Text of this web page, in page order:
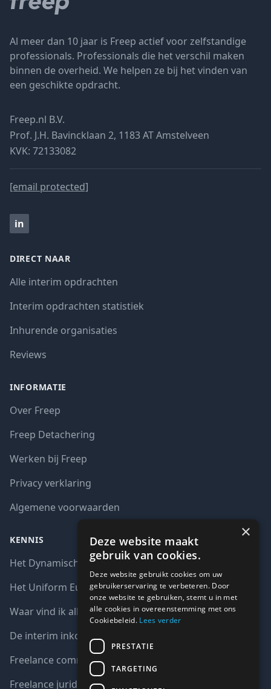
Al meer dan 10 jaar is Freep actief voor zelfstandige
professionals. Professionals die het verschil maken
binnen de overheid. We helpen ze bij het vinden van
een geschikte opdracht.
Freep.nl B.V.
Prof. J.H. Bavincklaan 2, 1183 AT Amstelveen
KVK: 72133082
[email protected]
in
DIRECT NAAR
Alle interim opdrachten
Interim opdrachten statistiek
Inhurende organisaties
Reviews
INFORMATIE
Over Freep
Freep Detachering
Werken bij Freep
Privacy verklaring
Algemene voorwaarden
KENNIS
Het Dynamisch aankoopsysteem (DAS)
Het Uniform Europees Aanbestedingsdocument (UEA)
Waar vind ik alle interim opdrachten bij de overheid?
De interim inkoop markt in cijfers
Freelance communicatie vacatures
Freelance juridische vacatures
×
Deze website maakt
gebruik van cookies.
Deze website gebruikt cookies om uw
gebruikerservaring te verbeteren. Door
onze website te gebruiken, stemt u in met
alle cookies in overeenstemming met ons
Cookiebeleid. Lees verder
PRESTATIE
TARGETING